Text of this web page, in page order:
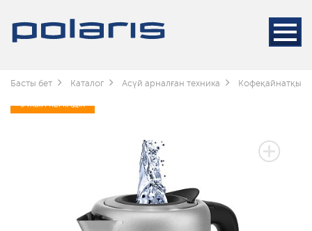
Басты бет Каталог Асүй арналған техника
3 ЖЫЛ КЕПІЛДІК